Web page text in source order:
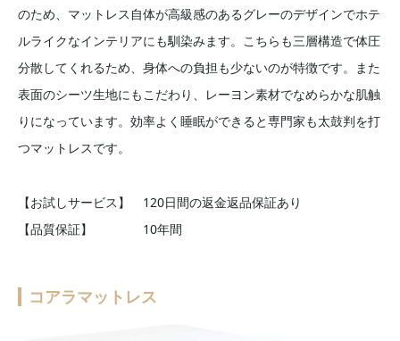
のため、マットレス自体が高級感のあるグレーのデザインでホテ
ルライクなインテリアにも馴染みます。こちらも三層構造で体圧
分散してくれるため、身体への負担も少ないのが特徴です。また
表面のシーツ生地にもこだわり、レーヨン素材でなめらかな肌触
りになっています。効率よく睡眠ができると専門家も太鼓判を打
つマットレスです。
【お試しサービス】 120日間の返金返品保証あり
【品質保証】 10年間
コアラマットレス